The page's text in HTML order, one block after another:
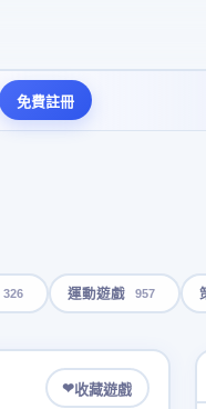
免費註冊
326 運動遊戲 957
❤收藏遊戲